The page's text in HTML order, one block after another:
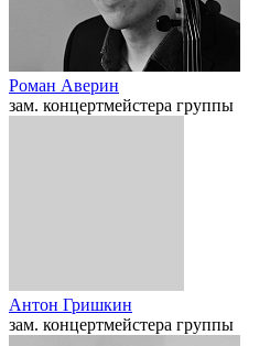
Роман Аверин
зам. концертмейстера группы
Антон Гришкин
зам. концертмейстера группы